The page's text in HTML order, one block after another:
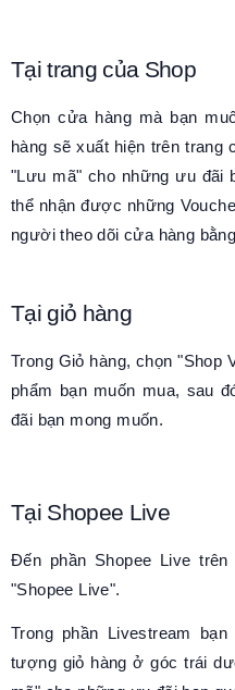
Tại trang của Shop
Chọn cửa hàng mà bạn
hàng sẽ xuất hiện trên trang
"Lưu mã" cho những ưu đãi
thể nhận được những
người theo dõi cửa hàng
Tại giỏ hàng
Trong Giỏ hàng, chọn "Shop
phẩm bạn muốn mua, sau
đãi bạn mong muốn.
Tại Shopee Live
Đến phần Shopee Live
"Shopee Live".
Trong phần Livestream
tượng giỏ hàng ở góc trái